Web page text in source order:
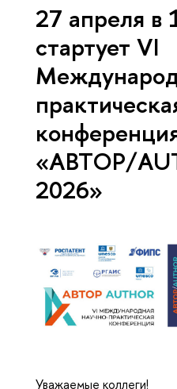
27 апреля в
стартует VI
«АВТОР/
2026»
Уважаемые коллеги!